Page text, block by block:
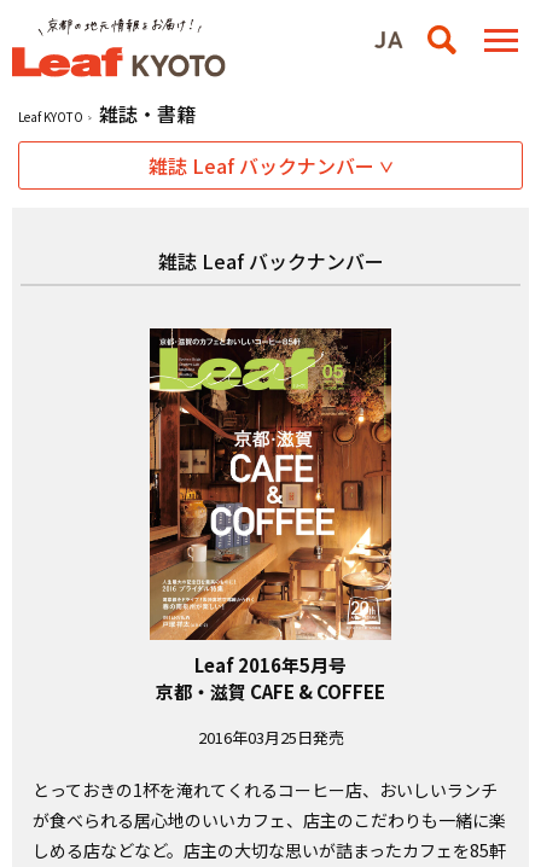
Leaf KYOTO
雑誌・書籍
雑誌 Leaf バックナンバー
雑誌 Leaf バックナンバー
Leaf 2016年5月号
京都・滋賀 CAFE & COFFEE
2016年03月25日発売
とっておきの1杯を淹れてくれるコーヒー店、おいしいランチ
が食べられる居心地のいいカフェ、店主のこだわりも一緒に楽
しめる店などなど。店主の大切な思いが詰まったカフェを85軒